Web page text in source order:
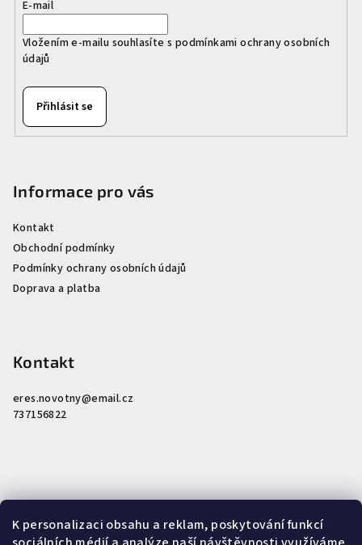
K personalizaci obsahu a reklam, poskytování funkcí
E-mail
Vložením e-mailu souhlasíte s podmínkami ochrany osobních
údajů
Přihlásit se
Informace pro vás
Kontakt
Obchodní podmínky
Podmínky ochrany osobních údajů
Doprava a platba
Kontakt
eres.novotny@email.cz
737156822
Nákupní košík